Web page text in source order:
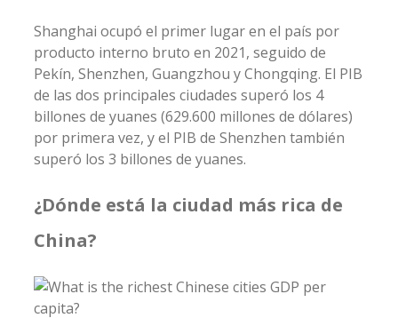
Shanghai ocupó el primer lugar en el país por
producto interno bruto en 2021, seguido de
Pekín, Shenzhen, Guangzhou y Chongqing. El PIB
de las dos principales ciudades superó los 4
billones de yuanes (629.600 millones de dólares)
por primera vez, y el PIB de Shenzhen también
superó los 3 billones de yuanes.
¿Dónde está la ciudad más rica de
China?